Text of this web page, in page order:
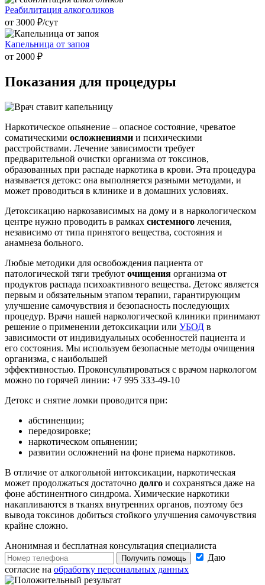
Реабилитация алкоголиков
от 3000 ₽/cут
Капельница от запоя
от 2000 ₽
Показания для процедуры
Наркотическое опьянение – опасное состояние, чреватое
соматическими осложнениями и психическими
расстройствами. Лечение зависимости требует
предварительной очистки организма от токсинов,
образованных при распаде наркотика в крови. Эта процедура
называется детокс: она выполняется разными методами, и
может проводиться в клинике и в домашних условиях.
Детоксикацию наркозависимых на дому и в наркологическом
центре нужно проводить в рамках системного лечения,
независимо от типа принятого вещества, состояния и
анамнеза больного.
Любые методики для освобождения пациента от
патологической тяги требуют очищения организма от
продуктов распада психоактивного вещества. Детокс является
первым и обязательным этапом терапии, гарантирующим
улучшение самочувствия и безопасность последующих
процедур. Врачи нашей наркологической клиники принимают
решение о применении детоксикации или УБОД в
зависимости от индивидуальных особенностей пациента и
его состояния. Мы используем безопасные методы очищения
организма, с наибольшей
эффективностью. Проконсультироваться с врачом наркологом
можно по горячей линии: +7 995 333-49-10
Детокс и снятие ломки проводится при:
абстиненции;
передозировке;
наркотическом опьянении;
развитии осложнений на фоне приема наркотиков.
В отличие от алкогольной интоксикации, наркотическая
может продолжаться достаточно долго и сохраняться даже на
фоне абстинентного синдрома. Химические наркотики
накапливаются в тканях внутренних органов, поэтому без
вывода токсинов добиться стойкого улучшения самочувствия
крайне сложно.
Анонимная и бесплатная консультация специалиста
Получить помощь
Даю
согласие на обработку персональных данных